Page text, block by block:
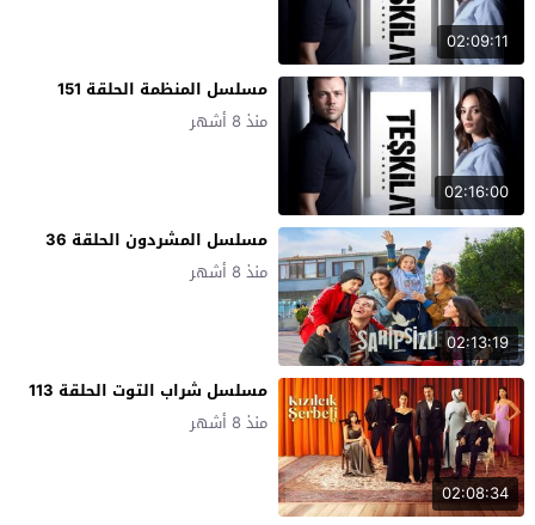
02:09:11
02:16:00
مسلسل المنظمة الحلقة 151
منذ 8 أشهر
02:13:19
مسلسل المشردون الحلقة 36
منذ 8 أشهر
02:08:34
مسلسل شراب التوت الحلقة 113
منذ 8 أشهر